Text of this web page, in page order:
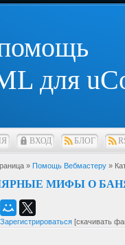
для
ВХОД БЛОГ
» Помощь Вебмастеру »
МИФЫ О
Зарегистрироваться [скачивать